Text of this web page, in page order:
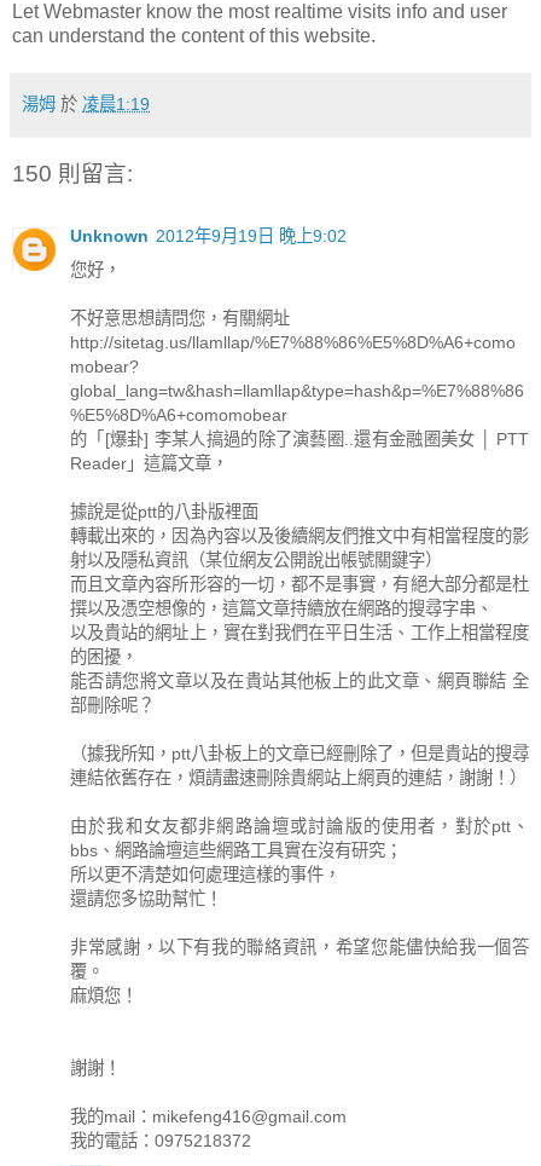
Let Webmaster know the most realtime visits info and user
can understand the content of this website.
湯姆 於 凌晨1:19
150 則留言:
Unknown 2012年9月19日 晚上9:02
您好，
不好意思想請問您，有關網址
http://sitetag.us/llamllap/%E7%88%86%E5%8D%A6+como
mobear?
global_lang=tw&hash=llamllap&type=hash&p=%E7%88%86
%E5%8D%A6+comomobear
的「[爆卦] 李某人搞過的除了演藝圈..還有金融圈美女 │ PTT
Reader」這篇文章，
據說是從ptt的八卦版裡面
轉載出來的，因為內容以及後續網友們推文中有相當程度的影
射以及隱私資訊（某位網友公開說出帳號關鍵字）
而且文章內容所形容的一切，都不是事實，有絕大部分都是杜
撰以及憑空想像的，這篇文章持續放在網路的搜尋字串、
以及貴站的網址上，實在對我們在平日生活、工作上相當程度
的困擾，
能否請您將文章以及在貴站其他板上的此文章、網頁聯結 全
部刪除呢？
（據我所知，ptt八卦板上的文章已經刪除了，但是貴站的搜尋
連結依舊存在，煩請盡速刪除貴網站上網頁的連結，謝謝！）
由於我和女友都非網路論壇或討論版的使用者，對於ptt、
bbs、網路論壇這些網路工具實在沒有研究；
所以更不清楚如何處理這樣的事件，
還請您多協助幫忙！
非常感謝，以下有我的聯絡資訊，希望您能儘快給我一個答
覆。
麻煩您！
謝謝！
我的mail： mikefeng416@gmail.com
我的電話：0975218372